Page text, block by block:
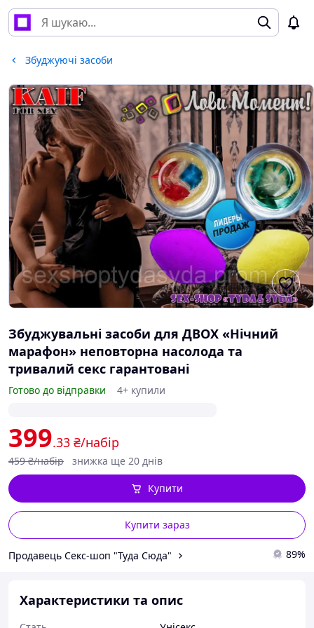
Збуджуючі засоби
Збуджувальні засоби для ДВОХ «Нічний
марафон» неповторна насолода та
тривалий секс гарантовані
Готово до відправки 4+ купили
399.33 ₴/набір
459 ₴/набір знижка ще 20 днів
Купити зараз
Купити
Продавець Секс-шоп "Туда Сюда" 89%
Характеристики та опис